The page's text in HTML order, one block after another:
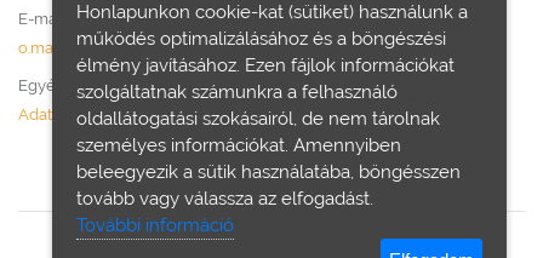
E-mail:
o.marianna@shotthon.com
Egyéb:
Adatvédelem
Honlapunkon cookie-kat (sütiket) használunk a
működés optimalizálásához és a böngészési
élmény javításához. Ezen fájlok információkat
szolgáltatnak számunkra a felhasználó
oldallátogatási szokásairól, de nem tárolnak
személyes információkat. Amennyiben
beleegyezik a sütik használatába, böngésszen
tovább vagy válassza az elfogadást.
További információ